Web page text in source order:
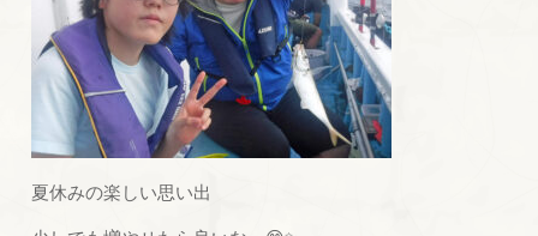
夏休みの楽しい思い出